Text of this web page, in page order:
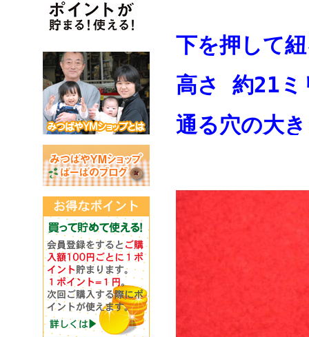
下を押して
高さ 約21
通る穴の大